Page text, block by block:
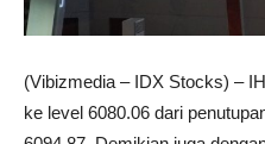
(Vibizmedia – IDX Stocks) –
ke level 6080.06 dari